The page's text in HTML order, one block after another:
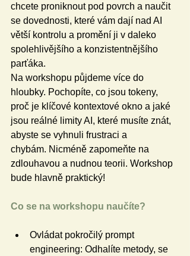
chcete proniknout pod povrch a naučit
se dovednosti, které vám dají nad AI
větší kontrolu a promění ji v daleko
spolehlivějšího a konzistentnějšího
parťáka.
Na workshopu půjdeme více do
hloubky. Pochopíte, co jsou tokeny,
proč je klíčové kontextové okno a jaké
jsou reálné limity AI, které musíte znát,
abyste se vyhnuli frustraci a
chybám. Nicméně zapomeňte na
zdlouhavou a nudnou teorii. Workshop
bude hlavně praktický!
Co se na workshopu naučíte?
Ovládat pokročilý prompt
engineering: Odhalíte metody, se